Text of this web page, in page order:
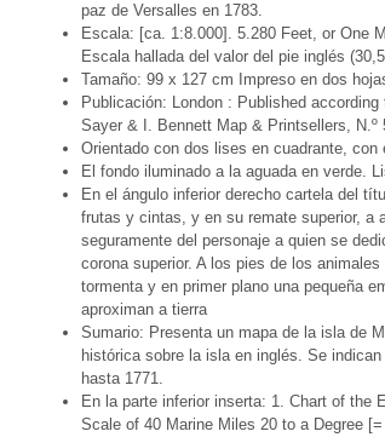
paz de Versalles en 1783.
Escala: [ca. 1:8.000]. 5.280 Feet, or One
Escala hallada del valor del pie inglés
Tamaño: 99 x 127 cm Impreso en dos
Publicación: London : Published
Sayer & I. Bennett Map & Printsellers, N.º
Orientado con dos lises en cuadrante,
El fondo iluminado a la aguada en verde.
En el ángulo inferior derecho cartela del
frutas y cintas, y en su remate superior, a
seguramente del personaje a quien se
corona superior. A los pies de los
tormenta y en primer plano una pequeña
aproximan a tierra
Sumario: Presenta un mapa de la isla de
histórica sobre la isla en inglés. Se
hasta 1771.
En la parte inferior inserta: 1. Chart of the
Scale of 40 Marine Miles 20 to a Degree